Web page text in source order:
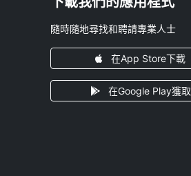
隨時隨地尋找和聘請專業人士
在App Store下載
在Google Play獲取